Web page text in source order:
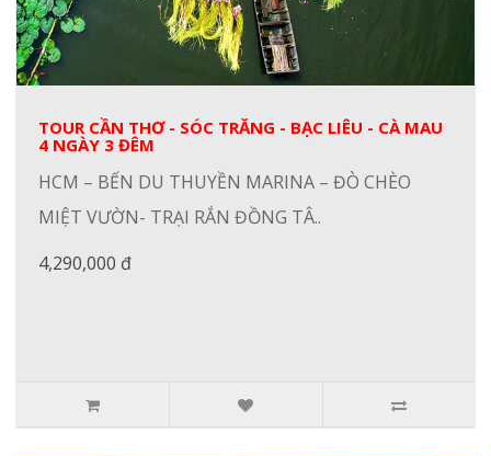
TOUR CẦN THƠ - SÓC TRĂNG - BẠC LIÊU - CÀ MAU
4 NGÀY 3 ĐÊM
HCM – BẾN DU THUYỀN MARINA – ĐÒ CHÈO
MIỆT VƯỜN- TRẠI RẮN ĐỒNG TÂ..
4,290,000 đ